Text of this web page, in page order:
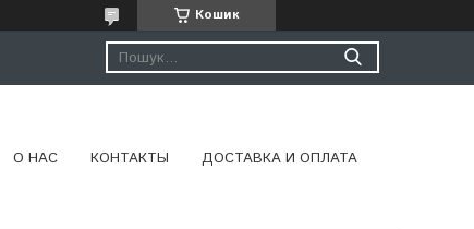
Кошик
О НАС КОНТАКТЫ ДОСТАВКА И ОПЛАТА